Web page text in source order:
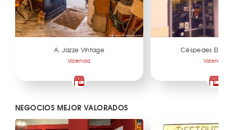
A. Jazze Vintage
Valencia
Céspedes
Valencia
NEGOCIOS MEJOR VALORADOS